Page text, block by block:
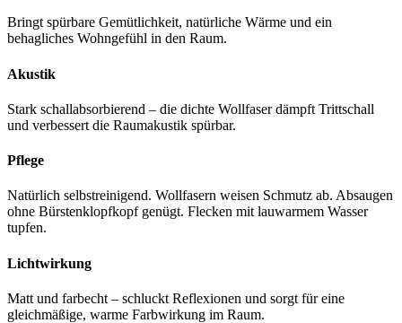
Bringt spürbare Gemütlichkeit, natürliche Wärme und ein
behagliches Wohngefühl in den Raum.
Akustik
Stark schallabsorbierend – die dichte Wollfaser dämpft Trittschall
und verbessert die Raumakustik spürbar.
Pflege
Natürlich selbstreinigend. Wollfasern weisen Schmutz ab. Absaugen
ohne Bürstenklopfkopf genügt. Flecken mit lauwarmem Wasser
tupfen.
Lichtwirkung
Matt und farbecht – schluckt Reflexionen und sorgt für eine
gleichmäßige, warme Farbwirkung im Raum.